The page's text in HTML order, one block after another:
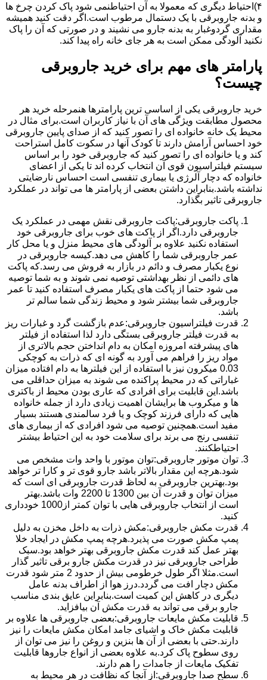
۴)احتیاط دیگری که معمولا به آن احتیاطنمی شود پاک کردن چرخ ها
و بدنه جاروبرقی با یک دستمال مرطوب است.اگر دقت کنید همیشه
مقداری گردوغبار به بدنه جارو می نشیند و در صورتی که آن را پاک
نکنید آلودگی ممکن است به هر جای خانه راه پیدا کند.
پارامتر های مهم برای خرید جاروبرقی
چیست؟
خرید جاروبرقی یکی از اساسی ترین پارامترها هنمرحله خرید هر
محصول مطابقت ویژگی های آن با نیاز کاربران است.برای مثال در
محیط یک خانه خانواده ای را تصور کنید که از صدای پایین جاروبرقی
خود احساس آرامش دارند تا کودک آنها در سکوت کامل استراحت
کند و یا خانواده ای را تصور کنید که جاروبرقی خود را بر اساس
سیستم فیلتراسیون قوی آن انتخاب کرده اند تا یکی از اعضای
خانواده که دچار آلرژی یا بیماری تنفسی است احساس نارضایتی
نداشته باشد.بنابراین داشتن بعضی از پارامتر ها می تواند در عملکرد
جاروبرقی تاثیر بگذارد.
پاکت جاروبرقی:پاکت جاروبرقی نقش مهمی در عملکرد یک
جاروبرقی دارد.اگر از پاکت های خوب برای جاروبرقی خود
استفاده نکنید علاوه بر آلودگی های محیط منزل و یا محل کار
عمر جاروبرقی شما را کاهش می دهد.کیسه جاروبرقی در
نوع یکبار مصرف و دائم در بازار به فروش می رسد.که پاکت
های دائمی از نظر بهداشتی توصیه نمی شوند و به شما توصیه
می شود حتما از پاکت های یکبار مصرف استفاده کنید تا عمر
جاروبرقی شما بیشتر شود و محیط زندگی شما سالم تر
باشد.
قدرت فیلتراسیون جاروبرقی:عدم بازگشت گرد و غبارات ریز
به قدرت فیلتر جاروبرقی بستگی دارد لذا استفاده از فیلتر
های پیشرفته امروزه امکان به دام انداختن حجم بالاتری از
مواد ریز را فراهم می آورد به گونه ای که ذرات به کوچکی
0.03 میکرون نیز با استفاده از این فیلترها به دام افتاده میزان
غباراتی که در محیط پراکنده می شوند به میزان حداقلی می
باشد.این قابلیت برای افرادی که عاری بودن محیط از باکتری
ها و میکروب ها برایشان اهمیت زیادی دارد از جمله خانواده
هایی که دارای فرزند کوچک و یا فرد سالمندی هستند بسیار
مفید است.همچنین توصیه می شود افرادی که از بیماری های
تنفسی رنج می برند برای سلامت خود به این احتیاط بیشتر
احتیاطکنند.
توان موتور جاروبرقی:توان موتور با واحد وات مشخص می
شود.هرچه این مقدار بالاتر باشد جارو قوی تر و کارا تر خواهد
بود.بهترین جاروبرقی به لحاظ قدرت جاروبرقی ای است که
میزان توان و قدرت آن بین 1300 تا 2200 وات باشد.بهتر
است از انتخاب جاروبرقی هایی با توان کمتر از1000 خودداری
کنید.
قدرت مکش جاروبرقی:مکش ذرات به داخل مخزن به دلیل
پمپ مکش صورت می پذیرد.هرچه پمپ مکش در ایجاد خلا
بهتر عمل کند قدرت مکش جاروبرقی بهتر خواهد بود.سبک
طراحی جاروبرقی نیز در قدرت مکش جارو برقی تاثیر گذار
است.مثلا اگر طول خرطومی بیش از حدود 2 متر شود قدرت
مکش دچار افت می گردد.درز هوا از اطراف بدنه عامل
دیگری در کاهش این کمیت است.بنابراین عایق بندی مناسب
جارو برقی می تواند به قدرت مکش آن بیافزاید.
قابلیت مکش مایعات جاروبرقی:بعضی جاروبرقی ها علاوه بر
قابلیت مکش خاک و اشیای جامد امکان مکش مایعات را نیز
دارند.حتی با بعضی از آن ها بنزین و روغن را نیز می توان از
روی سطوح پاک کرد.به علاوه بعضی از انواع جاروها قابلیت
تفکیک مایعات از جامدات را هم دارند.
سطح صدا جاروبرقی:از آنجا که نظافت در هر محیط به